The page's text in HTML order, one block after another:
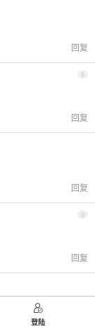
回复
回复
回复
9
回复
登陆